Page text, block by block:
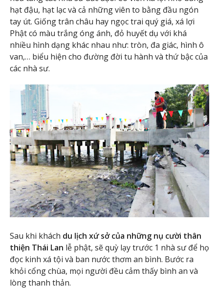
hạt đậu, hạt lạc và cả những viên to bằng đầu ngón
tay út. Giống trân châu hay ngọc trai quý giá, xá lợi
Phật có màu trắng óng ánh, đỏ huyết dụ với khá
nhiều hình dạng khác nhau như: tròn, đa giác, hình ô
van,… biểu hiện cho đường đời tu hành và thứ bậc của
các nhà sư.
Sau khi khách du lịch xứ sở của những nụ cười thân
thiện Thái Lan lễ phật, sẽ quỳ lạy trước 1 nhà sư để họ
đọc kinh xá tội và ban nước thơm an bình. Bước ra
khỏi cổng chùa, mọi người đều cảm thấy bình an và
lòng thanh thản.